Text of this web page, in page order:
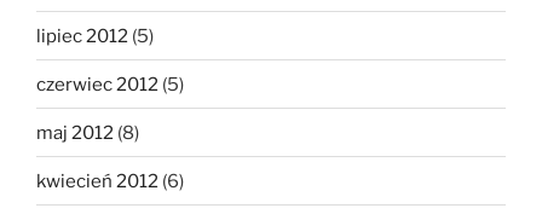
lipiec 2012 (5)
czerwiec 2012 (5)
maj 2012 (8)
kwiecień 2012 (6)